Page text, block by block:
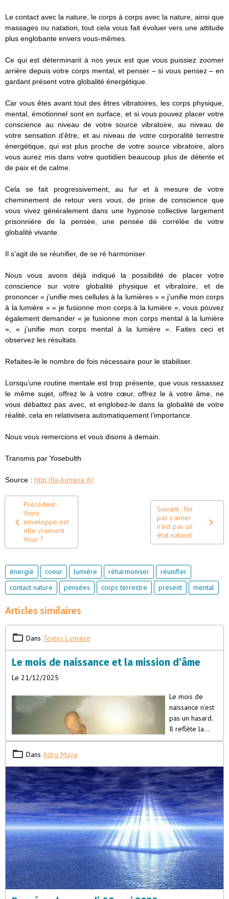
Le contact avec la nature, le corps à corps avec la nature, ainsi que
massages ou natation, tout cela vous fait évoluer vers une attitude
plus englobante envers vous-mêmes.
Ce qui est déterminant à nos yeux est que vous puissiez zoomer
arrière depuis votre corps mental, et penser – si vous pensez – en
gardant présent votre globalité énergétique.
Car vous êtes avant tout des êtres vibratoires, les corps physique,
mental, émotionnel sont en surface, et si vous pouvez placer votre
conscience au niveau de votre source vibratoire, au niveau de
votre sensation d’être, et au niveau de votre corporalité terrestre
énergétique, qui est plus proche de votre source vibratoire, alors
vous aurez mis dans votre quotidien beaucoup plus de détente et
de paix et de calme.
Cela se fait progressivement, au fur et à mesure de votre
cheminement de retour vers vous, de prise de conscience que
vous vivez généralement dans une hypnose collective largement
prisonnière de la pensée, une pensée dé corrélée de votre
globalité vivante.
Il s’agit de se réunifier, de se ré harmoniser.
Nous vous avons déjà indiqué la possibilité de placer votre
conscience sur votre globalité physique et vibratoire, et de
prononcer « j’unifie mes cellules à la lumières » « j’unifie mon corps
à la lumière » « je fusionne mon corps à la lumière », vous pouvez
également demander « je fusionne mon corps mental à la lumière
», « j’unifie mon corps mental à la lumière ». Faites ceci et
observez les résultats.
Refaites-le le nombre de fois nécessaire pour le stabiliser.
Lorsqu’une routine mentale est trop présente, que vous ressassez
le même sujet, offrez le à votre cœur, offrez le à votre âme, ne
vous débattez pas avec, et englobez-le dans la globalité de votre
réalité, cela en relativisera automatiquement l’importance.
Nous vous remercions et vous disons à demain.
Transmis par Yosebulth
Source : http://la-lumiere.fr/
Précédent :
Votre
enveloppe est-
elle vraiment
Vous ?
Suivant : Ne
pas s’aimer
n’est pas un
état naturel
énergie coeur lumière réharmoniser
réunifier
contact nature
pensées corps terrestre present mental
Articles similaires
Dans Textes Lumière
Le mois de naissance et la mission d’âme
Le 21/12/2025
Le mois de
naissance n’est
pas un hasard.
Il reflète la
vibration que
s’incarner, les
leçons qu’elle
porte, et le
rôle qu’elle
joue au sein de la lignée familiale et collective. Chaque mois
imprime une signature énergétique unique, influençant la
personnalité, la mission et les défis d’éveil de l’âme stellaire. Voici
un aperçu des traits principaux associés à chaquemois de
naissance pour les semences d’étoiles: Janvier : Âmes anciennes,
ambitieuses et indépendantes, souvent revenues pour achever un
travail inachevé de vies passées. Elles apportent une sagesse
profonde, challengent les parents à grandir spirituellement, et
Dans Astro Maya